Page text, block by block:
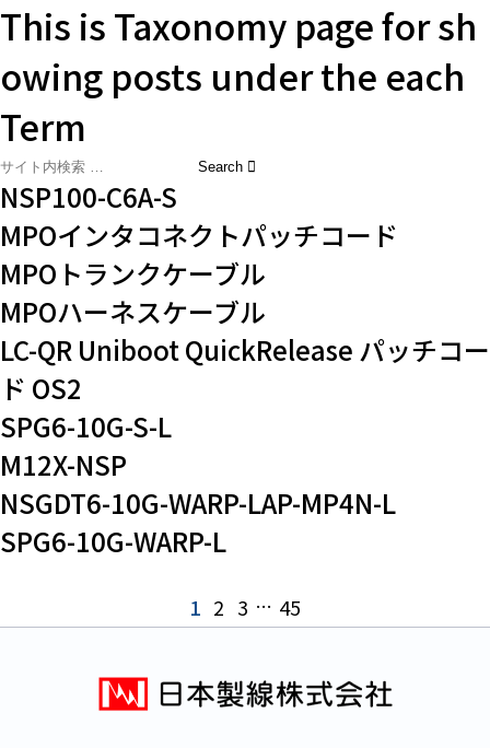
This is Taxonomy page for sh
owing posts under the each
Term
NSP100-C6A-S
MPOインタコネクトパッチコード
MPOトランクケーブル
MPOハーネスケーブル
LC-QR Uniboot QuickRelease パッチコー
ド OS2
SPG6-10G-S-L
M12X-NSP
NSGDT6-10G-WARP-LAP-MP4N-L
SPG6-10G-WARP-L
1 2 3 … 45